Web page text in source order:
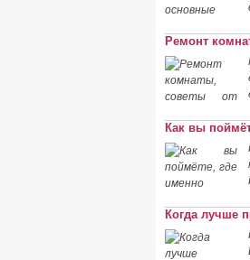
Ремонт
Как вы
Когда лучше